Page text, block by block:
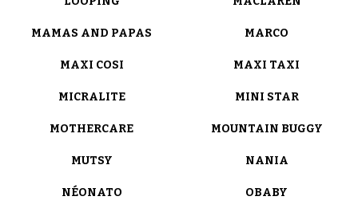
MAMAS AND PAPAS MARCO
MAXI COSI MAXI TAXI
MICRALITE MINI STAR
MOTHERCARE MOUNTAIN BUGGY
MUTSY NANIA
NÉONATO OBABY